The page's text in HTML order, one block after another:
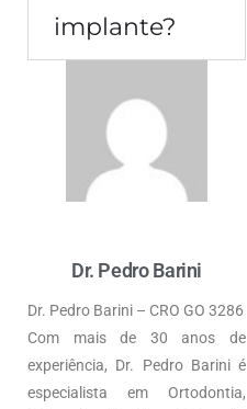
implante?
Dr. Pedro Barini
Dr. Pedro Barini – CRO GO 3286
Com mais de 30 anos de
experiência, Dr. Pedro Barini é
especialista em Ortodontia,